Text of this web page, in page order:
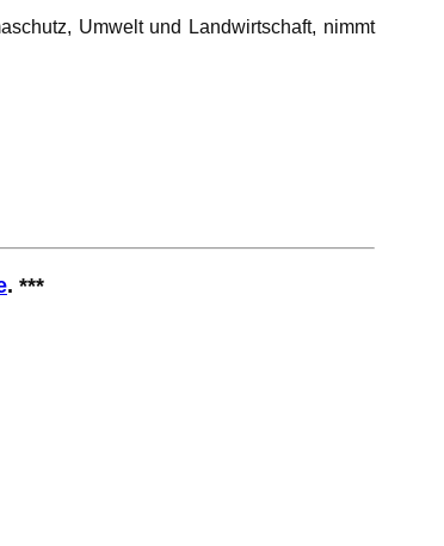
Umwelt und Landwirtschaft, nimmt
. ***